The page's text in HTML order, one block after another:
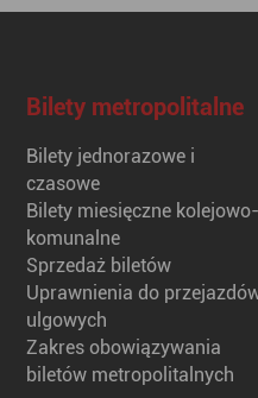
Bilety metropolitalne
Bilety jednorazowe i
czasowe
Bilety miesięczne kolejowo-
komunalne
Sprzedaż biletów
Uprawnienia do
ulgowych
Zakres obowiązywania
biletów metropolitalnych